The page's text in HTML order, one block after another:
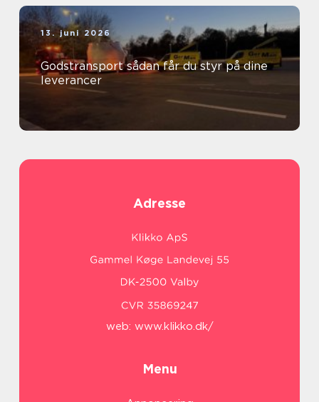
13. juni 2026
Godstransport sådan får du styr på dine
leverancer
Adresse
web: www.klikko.dk/
Menu